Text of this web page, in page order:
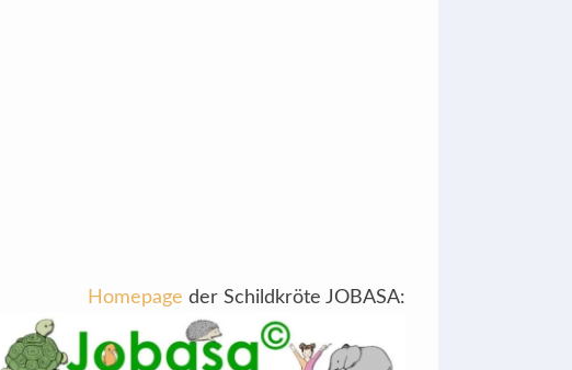
Homepage der Schildkröte JOBASA: